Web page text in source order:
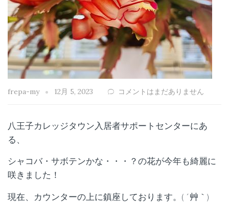
frepa-my 12月 5, 2023 コメントはまだありません
八王子カレッジタウン入居者サポートセンターにあ
る、
シャコバ・サボテンかな・・・？の花が今年も綺麗に
咲きました！
現在、カウンターの上に鎮座しております。( ´艸｀)